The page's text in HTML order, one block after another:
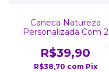
Caneca Natureza
Personalizada Com 2
R$39,90
R$38,70 com Pix